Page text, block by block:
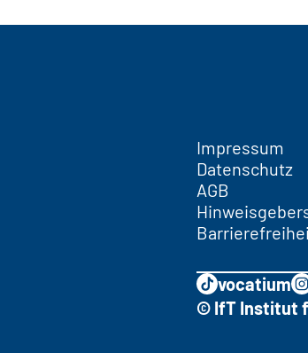
Impressum
Datenschutz
AGB
vocatium
© IfT Institut